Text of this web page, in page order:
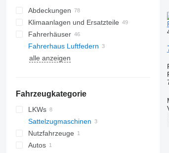
Abdeckungen
Klimaanlagen und Ersatzteile
Klimakondensatoren
Klimaleitungen
Klimakompressoren
sonstige Teile für Klimaanlagen
Fahrerhäuser
Seitenscheiben
Fahrerhaus Luftfedern
alle anzeigen
Fahrzeugkategorie
LKWs
Sattelzugmaschinen
Nutzfahrzeuge
Autos